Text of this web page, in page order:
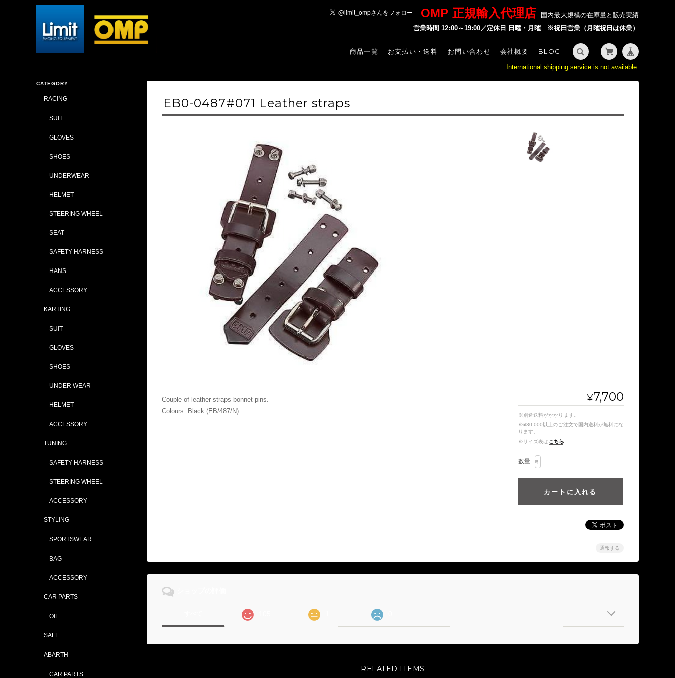
OMP 正規輸入代理店
国内最大規模の在庫量と販売実績
営業時間 12:00～19:00／定休日 日曜・月曜 ※祝日営業（月曜祝日は休業）
商品一覧 お支払い・送料 お問い合わせ 会社概要 BLOG
International shipping service is not available.
EB0-0487#071 Leather straps
Couple of leather straps bonnet pins.
Colours: Black (EB/487/N)
¥7,700
※別途送料がかかります。
※¥30,000以上のご注文で国内送料が無料にな
ります。
※サイズ表は こちら
数量
通報する
RELATED ITEMS
CATEGORY
RACING
SUIT
GLOVES
SHOES
UNDERWEAR
HELMET
STEERING WHEEL
SEAT
SAFETY HARNESS
HANS
ACCESSORY
KARTING
SUIT
GLOVES
SHOES
UNDER WEAR
HELMET
ACCESSORY
TUNING
SAFETY HARNESS
STEERING WHEEL
ACCESSORY
STYLING
SPORTSWEAR
BAG
ACCESSORY
CAR PARTS
OIL
SALE
ABARTH
CAR PARTS